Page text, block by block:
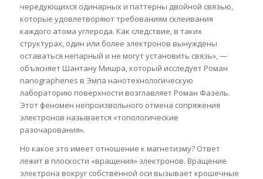
чередующихся одинарных и паттерны двойной связью,
которые удовлетворяют требованиям склеивания
каждого атома углерода. Как следствие, в таких
структурах, один или более электронов вынуждены
оставаться непарный и не могут установить связь», —
объясняет Шантану Мишра, который исследует Роман
nanographenes в Эмпа нанотехнологическую
лабораторию поверхности возглавляет Роман Фазель.
Этот феномен непроизвольного отмена сопряжения
электронов называется «топологические
разочарования».
Но какое это имеет отношение к магнетизму? Ответ
лежит в плоскости «вращения» электронов. Вращение
электрона вокруг собственной оси вызывает крошечные